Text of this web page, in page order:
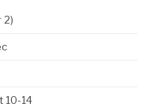
2)
10-14